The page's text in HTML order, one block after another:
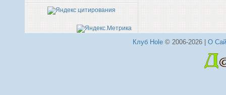
Клуб Hole© 2006-2026 | О